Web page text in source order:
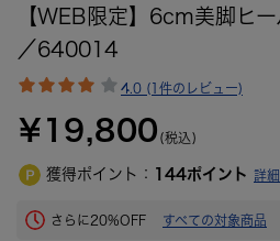
【WEB限定】6cm美脚ヒ
／640014
4.0 (1件のレビュー)
¥19,800 (税込)
獲得ポイント： 144ポイント 詳細
さらに20%OFF すべての対象商品